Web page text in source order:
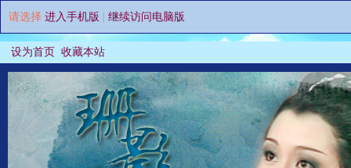
请选择 进入手机版 继续访问电脑版
设为首页 收藏本站